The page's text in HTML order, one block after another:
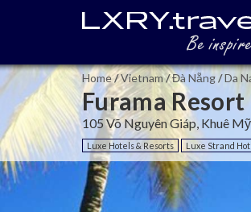
Home/Vietnam/Đà Nẵng/Da
Furama
105 Võ Nguyên Giáp, Khuê
Luxe Hotels & Resorts Luxe Strand